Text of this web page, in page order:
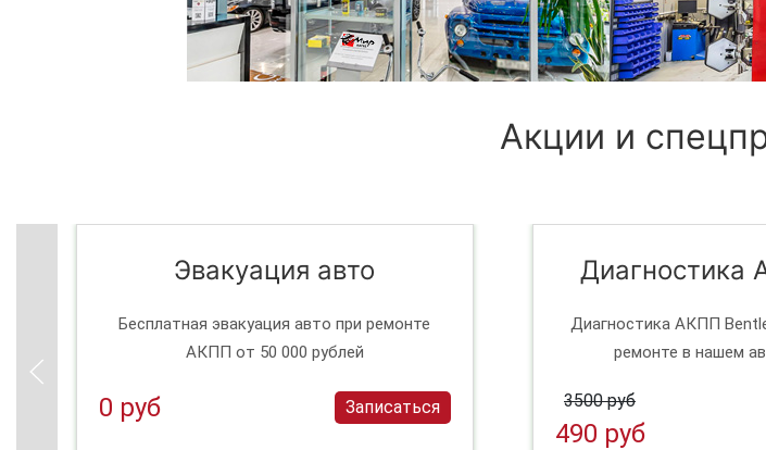
Акции и
Эвакуация авто
Бесплатная эвакуация авто при ремонте
АКПП от 50 000 рублей
0 руб Записаться
Диагностика
Диагностика АКПП
ремонте в нашем
3500 руб
490 руб